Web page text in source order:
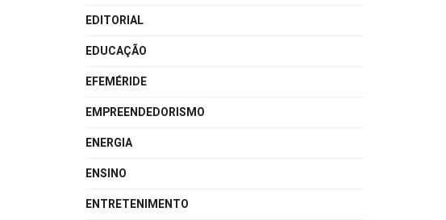
EDITORIAL
EDUCAÇÃO
EFEMÉRIDE
EMPREENDEDORISMO
ENERGIA
ENSINO
ENTRETENIMENTO